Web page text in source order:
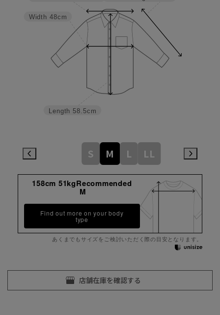
Length 58.5cm
Width 48cm
S M L LL
158cm 51kgRecommended
M
Find out more on your body
type
あくまでもサイズをご検討いただく際の目安となります。